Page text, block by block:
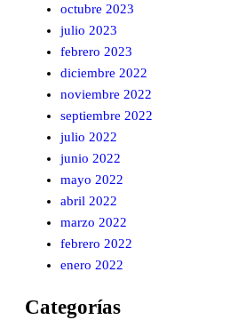
octubre 2023
julio 2023
febrero 2023
diciembre 2022
noviembre 2022
septiembre 2022
julio 2022
junio 2022
mayo 2022
abril 2022
marzo 2022
febrero 2022
enero 2022
Categorías